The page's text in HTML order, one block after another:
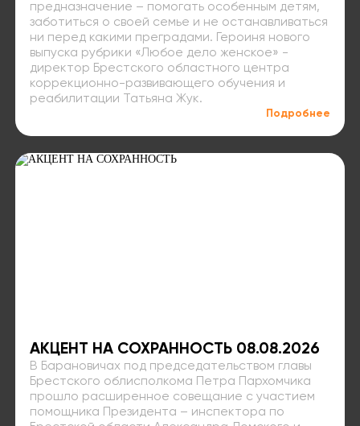
предназначение – помогать особенным детям,
заботиться о своей семье и не останавливаться
ни перед какими преградами. Героиня нового
выпуска рубрики «Любое дело женское» -
директор Брестского областного центра
коррекционно-развивающего обучения и
реабилитации Татьяна Жук.
Подробнее
АКЦЕНТ НА СОХРАННОСТЬ 08.08.2026
В Барановичах под председательством главы
Брестского облисполкома Петра Пархомчика
прошло расширенное совещание с участием
помощника Президента – инспектора по